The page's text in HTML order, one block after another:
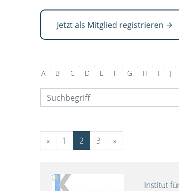
Jetzt als Mitglied registrieren
A B C D E F G H I J
« 1 2 3 »
Institut